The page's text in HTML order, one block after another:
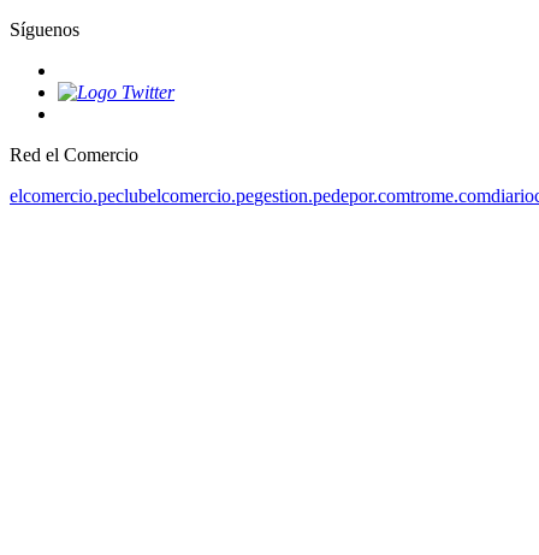
Síguenos
Red el Comercio
elcomercio.peclubelcomercio.pegestion.pedepor.comtrome.com